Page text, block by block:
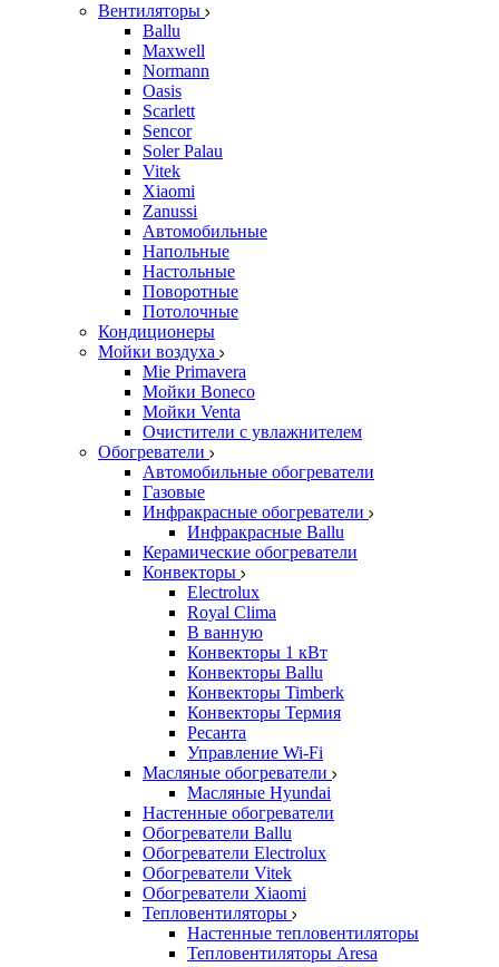
Вентиляторы
Ballu
Maxwell
Normann
Oasis
Scarlett
Sencor
Soler Palau
Vitek
Xiaomi
Zanussi
Автомобильные
Напольные
Настольные
Поворотные
Потолочные
Кондиционеры
Мойки воздуха
Mie Primavera
Мойки Boneco
Мойки Venta
Очистители с увлажнителем
Обогреватели
Автомобильные обогреватели
Газовые
Инфракрасные обогреватели
Инфракрасные Ballu
Керамические обогреватели
Конвекторы
Electrolux
Royal Clima
В ванную
Конвекторы 1 кВт
Конвекторы Ballu
Конвекторы Timberk
Конвекторы Термия
Ресанта
Управление Wi-Fi
Масляные обогреватели
Масляные Hyundai
Настенные обогреватели
Обогреватели Ballu
Обогреватели Electrolux
Обогреватели Vitek
Обогреватели Xiaomi
Тепловентиляторы
Настенные тепловентиляторы
Тепловентиляторы Aresa